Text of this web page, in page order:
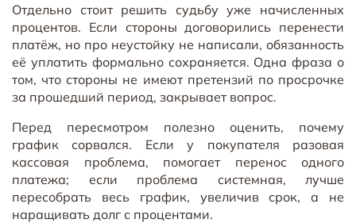
Отдельно стоит решить судьбу уже начисленных
процентов. Если стороны договорились перенести
платёж, но про неустойку не написали, обязанность
её уплатить формально сохраняется. Одна фраза о
том, что стороны не имеют претензий по просрочке
за прошедший период, закрывает вопрос.
Перед пересмотром полезно оценить, почему
график сорвался. Если у покупателя разовая
кассовая проблема, помогает перенос одного
платежа; если проблема системная, лучше
пересобрать весь график, увеличив срок, а не
наращивать долг с процентами.